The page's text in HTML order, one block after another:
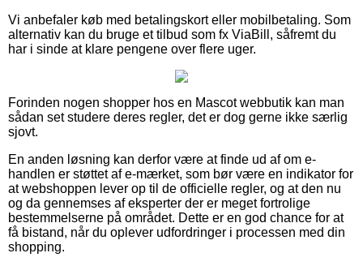
Vi anbefaler køb med betalingskort eller mobilbetaling. Som
alternativ kan du bruge et tilbud som fx ViaBill, såfremt du
har i sinde at klare pengene over flere uger.
Forinden nogen shopper hos en Mascot webbutik kan man
sådan set studere deres regler, det er dog gerne ikke særlig
sjovt.
En anden løsning kan derfor være at finde ud af om e-
handlen er støttet af e-mærket, som bør være en indikator for
at webshoppen lever op til de officielle regler, og at den nu
og da gennemses af eksperter der er meget fortrolige
bestemmelserne på området. Dette er en god chance for at
få bistand, når du oplever udfordringer i processen med din
shopping.